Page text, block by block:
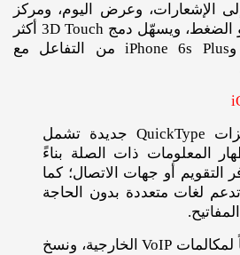
الإشعارات، وعرض اليوم، ومركز
التحكم بمجرد التمرير أو الضغط، ويسهّل دمج 3D Touch أكثر
عمقاً في iPhone 6s وiPhone 6s Plus من التفاعل مع
يوفر ذكاء Siri ميزات QuickType جديدة تشمل
المعلومات ذات الصلة بناءً
التقويم أو جهات الاتصال؛ كما
تدعم لغات متعددة بدون الحاجة
يضيف الهاتف دمجاً لمكالمات VoIP الخارجية، ونسخ